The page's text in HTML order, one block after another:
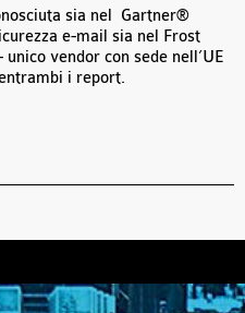
sia nel Gartner®
e-mail sia nel Frost
vendor con sede nell’UE
i report.